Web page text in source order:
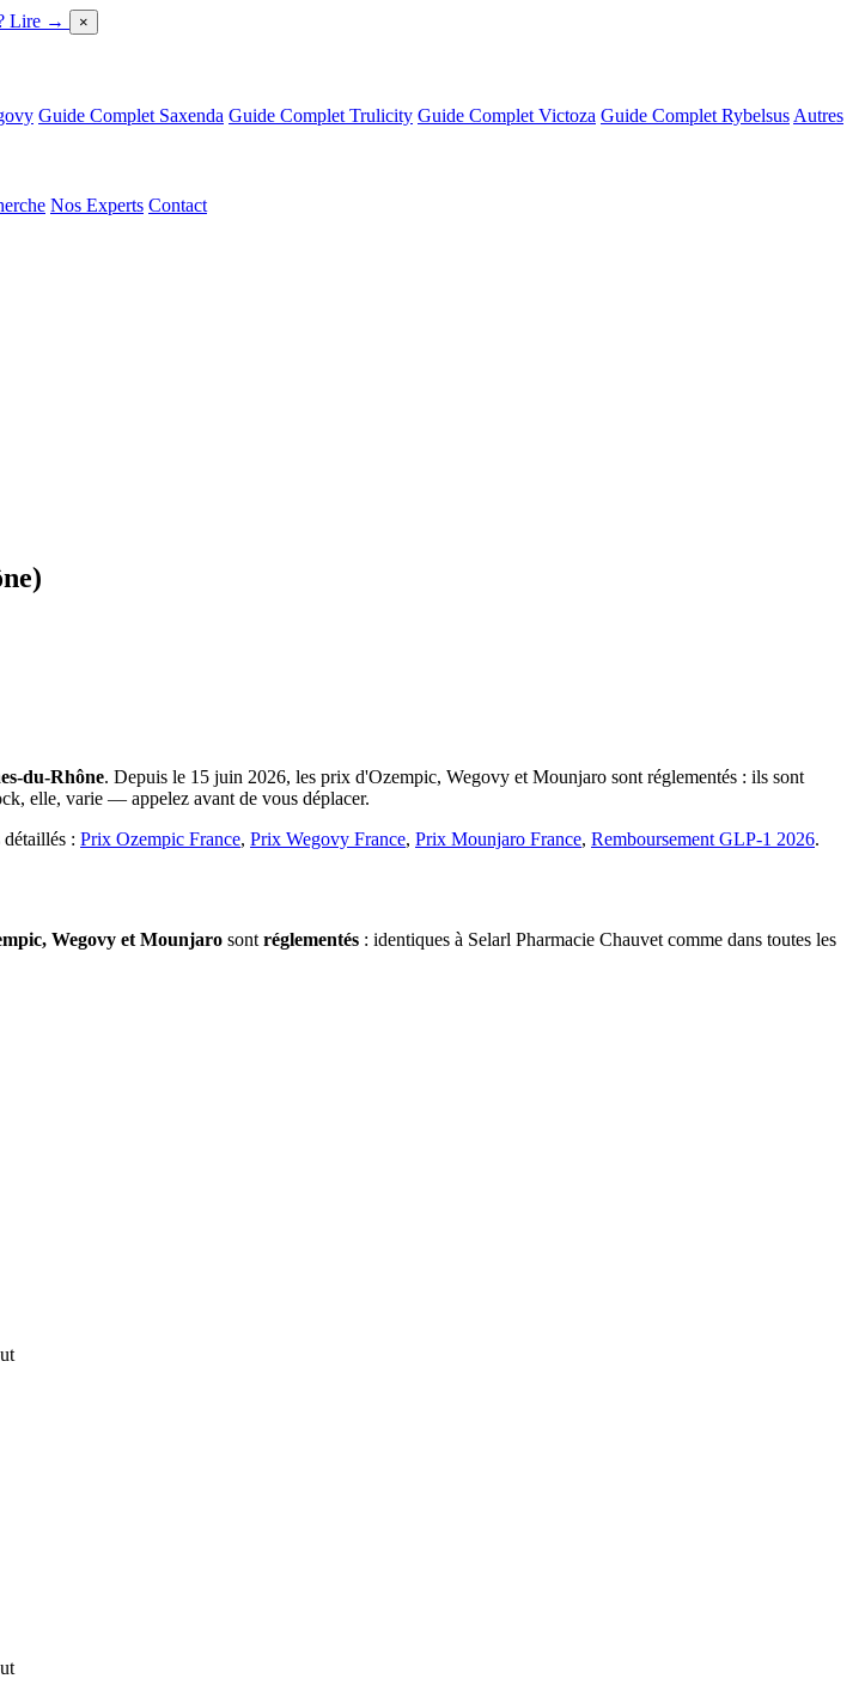
Lire → ×
Guide Complet Saxenda Guide Complet Trulicity Guide Complet Victoza Guide Complet Rybelsus Autres
Nos Experts Contact
du-Rhône. Depuis le 15 juin 2026, les prix d'Ozempic, Wegovy et Mounjaro sont réglementés : ils sont
elle, varie — appelez avant de vous déplacer.
: Prix Ozempic France, Prix Wegovy France, Prix Mounjaro France, Remboursement GLP-1 2026.
Wegovy et Mounjaro sontréglementés : identiques à Selarl Pharmacie Chauvet comme dans toutes les